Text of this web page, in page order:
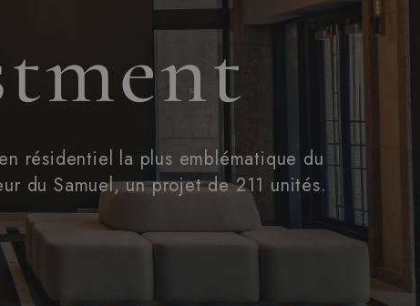
résidentiel la plus emblématique du
du Samuel, un projet de 211 unités.